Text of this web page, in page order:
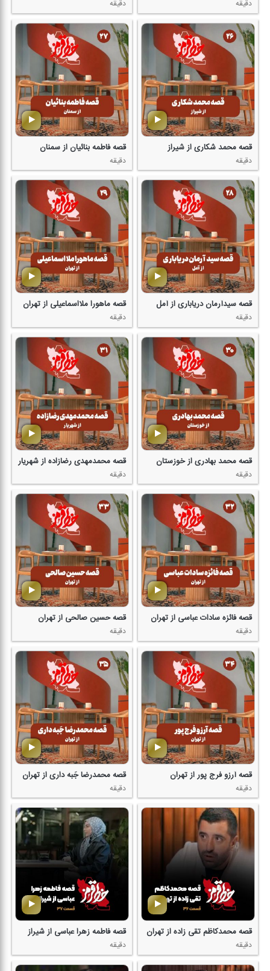
دقیقه دقیقه
قصه محمد شكاری از شیراز
دقیقه
قصه فاطمه بنائیان از سمنان
دقیقه
قصه سیدآرمان دریاباری از آمل
دقیقه
قصه ماهورا ملااسماعیلی از تهران
دقیقه
قصه محمد بهادری از خوزستان
دقیقه
قصه محمدمهدی رضازاده از شهریار
دقیقه
قصه فائزه سادات عباسی از تهران
دقیقه
قصه حسین صالحی از تهران
دقیقه
قصه آرزو فرج پور از تهران
دقیقه
قصه محمدرضا جَبه داری از تهران
دقیقه
قصه محمدكاظم تقی زاده از تهران
دقیقه
قصه فاطمه زهرا عباسی از شیراز
دقیقه